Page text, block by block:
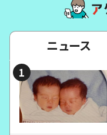
ニュース